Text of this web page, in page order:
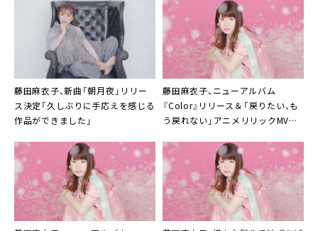
藤田麻衣子、新曲「朝月夜」リリー
ス決定「久しぶりに手応えを感じる
作品ができました」
藤田麻衣子、ニューアルバム
『Color』リリース＆「戻りたい、も
う戻れない」アニメリリックMV公